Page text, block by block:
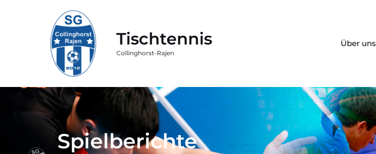
Tischtennis
Collinghorst-Rajen
Über uns
Spielberichte